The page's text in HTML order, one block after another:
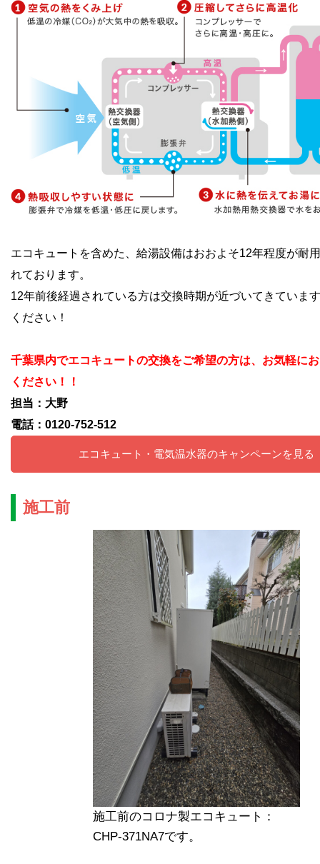
エコキュートを含めた、給湯設備はおおよそ12年程度が耐
れております。
12年前後経過されている方は交換時期が近づいてきていま
ください！
千葉県内でエコキュートの交換をご希望の方は、お気軽に
ください！！
担当：大野
電話：0120-752-512
エコキュート・電気温水器のキャンペーンを見る
施工前
施工前のコロナ製エコキュート：
CHP-371NA7です。